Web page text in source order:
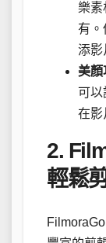
樂素
有。
添影
美顏
可以
在影
2.
輕鬆